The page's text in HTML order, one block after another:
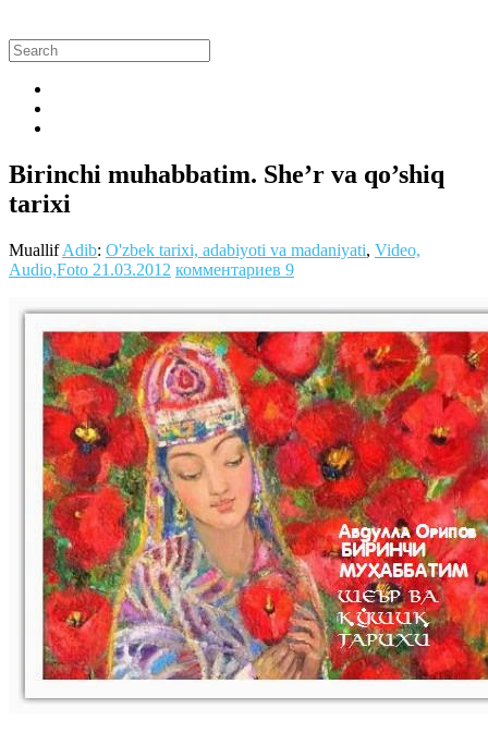
Birinchi muhabbatim. She’r va qo’shiq
tarixi
MuallifAdib: O'zbek tarixi, adabiyoti va madaniyati, Video,
Audio,Foto 21.03.2012 комментариев 9